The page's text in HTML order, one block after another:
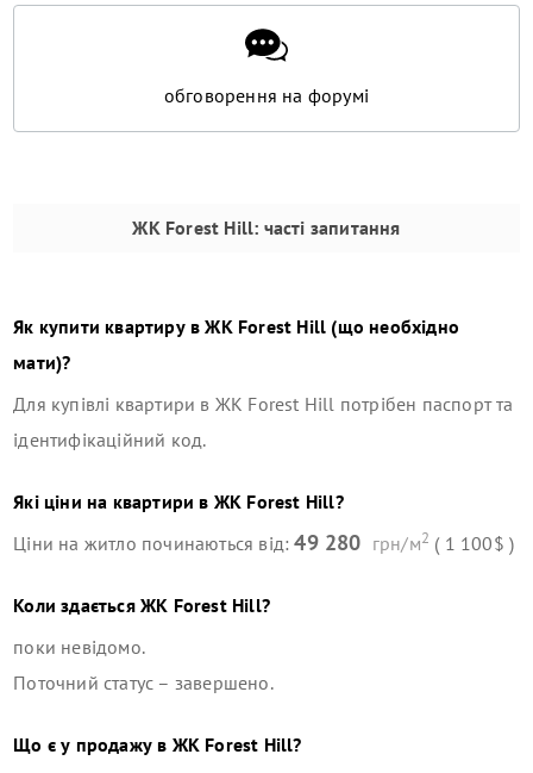
обговорення на форумі
ЖК Forest Hill: часті запитання
Як купити квартиру вЖК Forest Hill (що необхідно
мати)?
Для купівлі квартири в ЖК Forest Hill потрібен паспорт та
ідентифікаційний код.
Які ціни на квартири в ЖК Forest Hill?
Ціни на житло починаються від:49 280 грн/м2 ( 1 100$ )
Коли здаєтьсяЖК Forest Hill?
поки невідомо.
Поточний статус – завершено.
Що є у продажу в ЖК Forest Hill?